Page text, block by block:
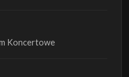
Koncertowe